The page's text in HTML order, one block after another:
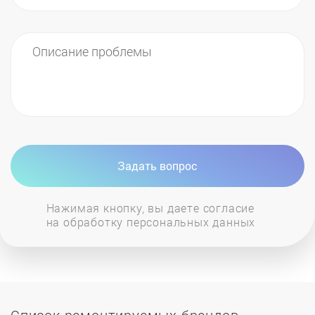
портят сильно вкус напитка, так что время от
резервуара кофемашины – просто
отсоедините бак с молоком и замените его на
бак с водой, после чего включите функцию
подогрева молока и создания пены.
Задать вопрос
Нажимая кнопку, вы даете согласие
на обработку персональных данных